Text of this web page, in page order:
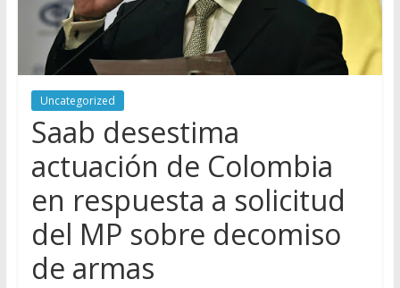
Uncategorized
Saab desestima
actuación de Colombia
en respuesta a solicitud
del MP sobre decomiso
de armas